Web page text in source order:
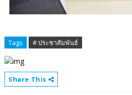
Tags # ประชาสัมพันธ์
Share This